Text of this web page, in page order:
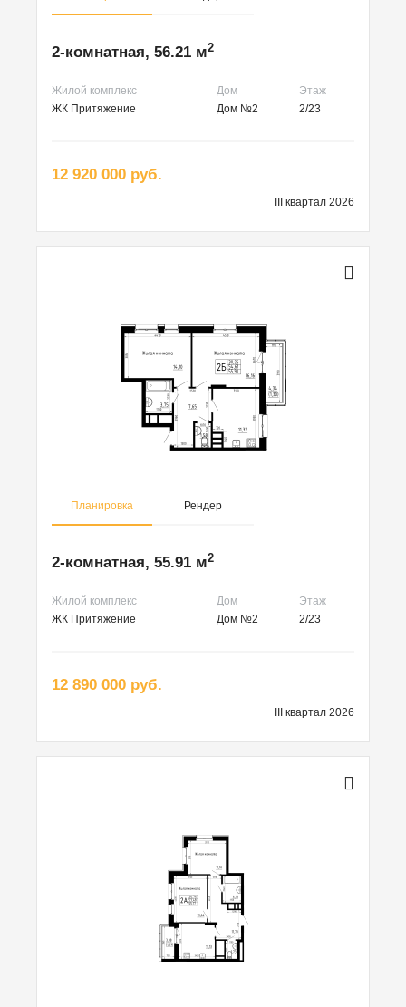
2-комнатная, 56.21 м2
Жилой комплекс Дом
Этаж
ЖК Притяжение
Дом №2 2/23
12 920 000 руб.
III квартал 2026
Планировка Рендер
2-комнатная, 55.91 м2
Жилой комплекс Дом
Этаж
ЖК Притяжение
Дом №2 2/23
12 890 000 руб.
III квартал 2026